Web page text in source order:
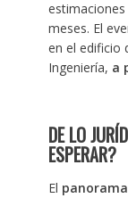
meses. El
en el edificio
Ingeniería, a
DE LO
ESPERAR?
El